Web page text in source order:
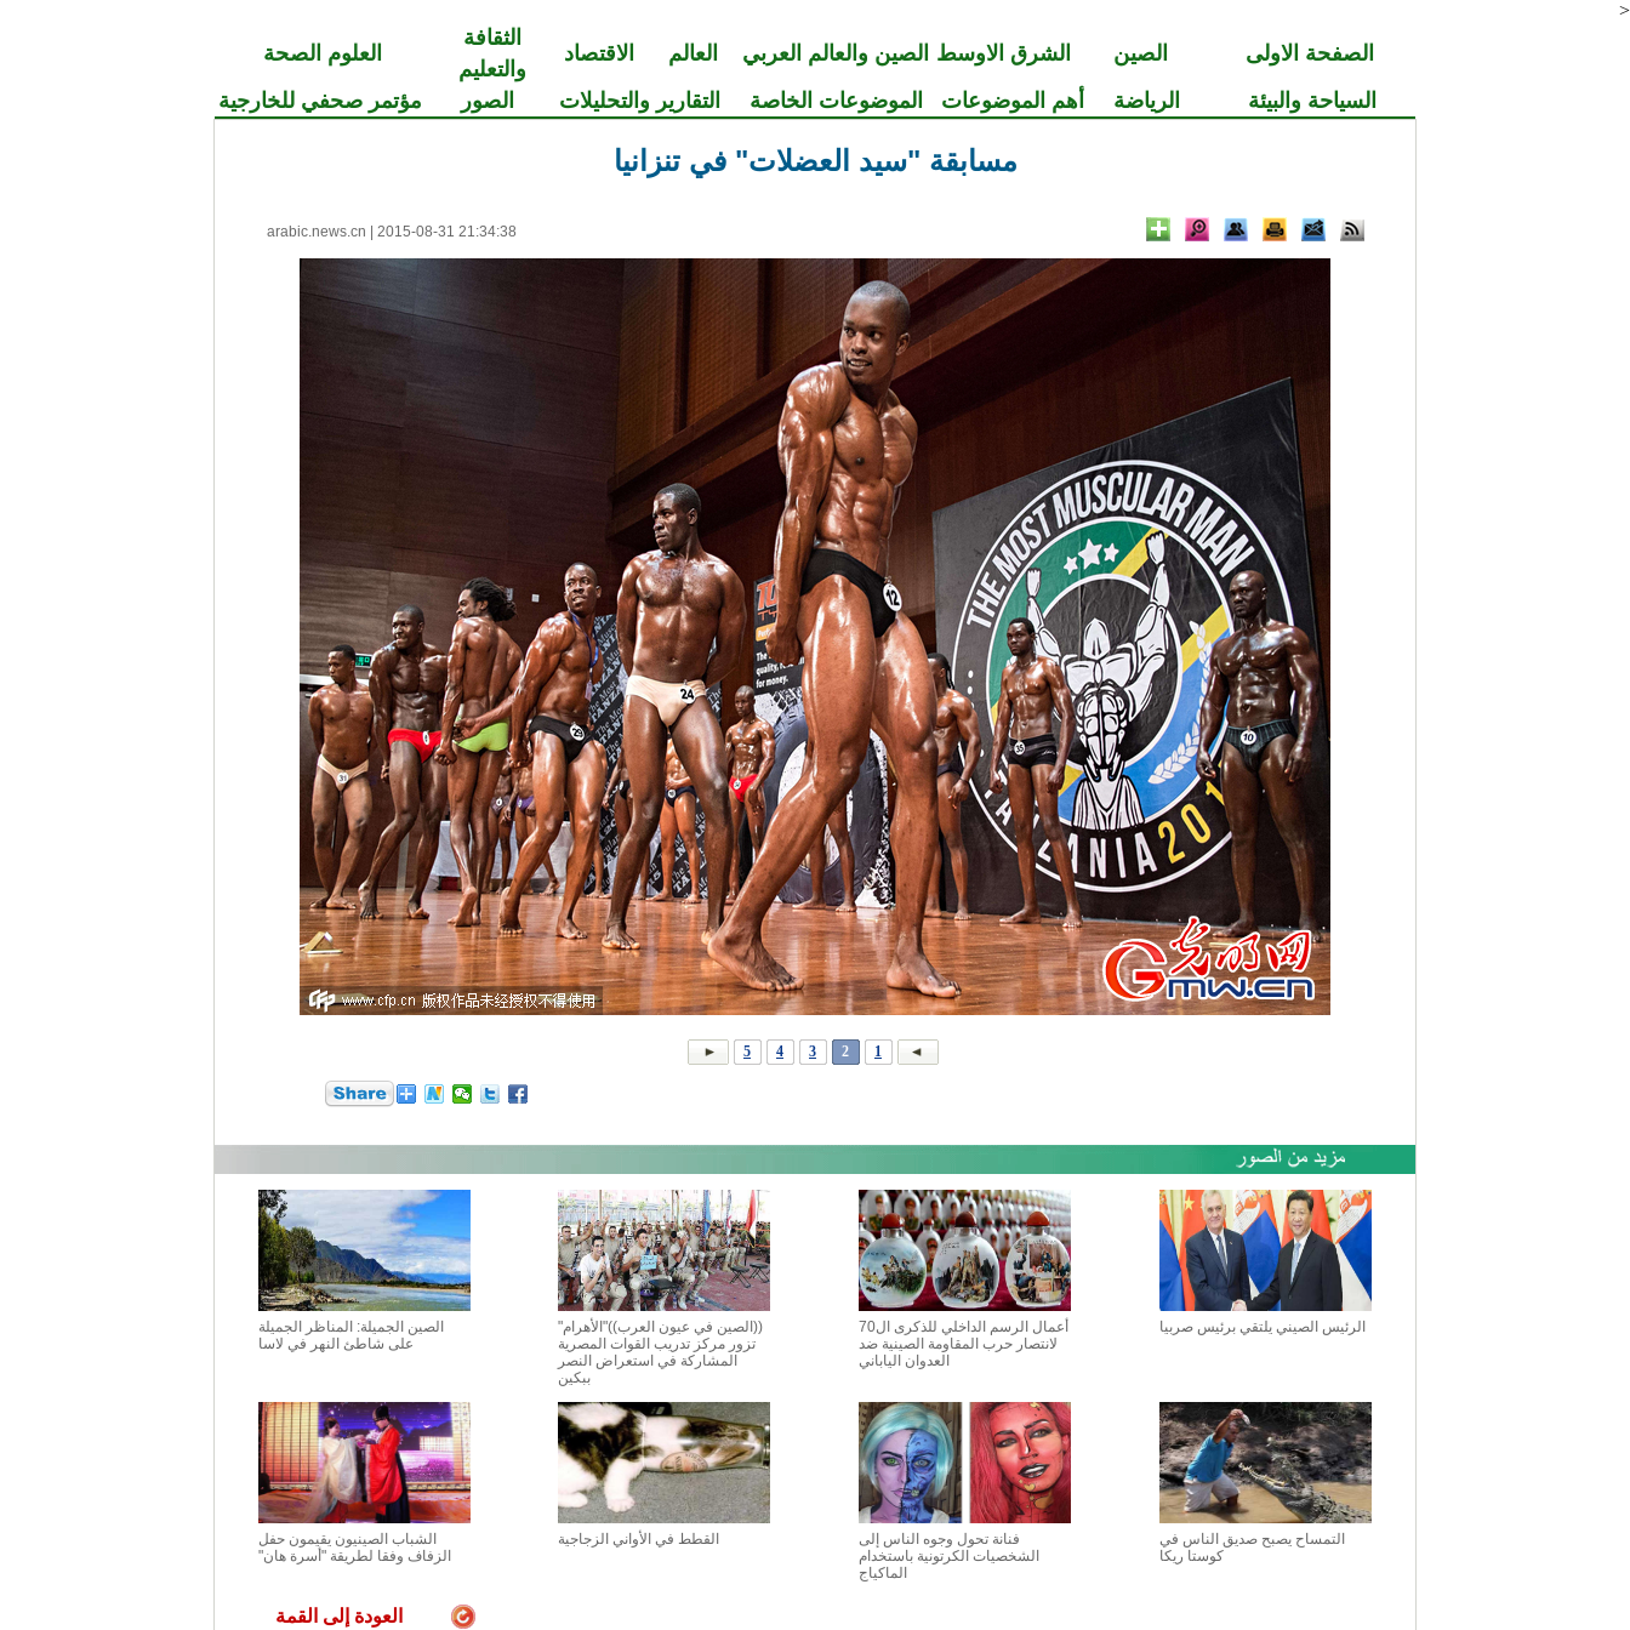
<
الصفحة الاولى الصين الشرق الاوسط الصين والعالم العربي العالم الاقتصاد
الثقافة
والتعليم
العلوم الصحة
السياحة والبيئة
الرياضة أهم الموضوعات الموضوعات الخاصة التقارير والتحليلات الصور مؤتمر صحفي للخارجية
مسابقة "سيد العضلات" في تنزانيا
arabic.news.cn 2015-08-31 21:34:38
1
2
3
4
5
الرئيس الصيني يلتقي برئيس صربيا
أعمال الرسم الداخلي للذكرى ال70
لانتصار حرب المقاومة الصينية ضد
العدوان الياباني
((الصين في عيون العرب))"الأهرام"
تزور مركز تدريب القوات المصرية
المشاركة في استعراض النصر
ببكين
الصين الجميلة: المناظر الجميلة
على شاطئ النهر في لاسا
التمساح يصبح صديق الناس في
كوستا ريكا
فنانة تحول وجوه الناس إلى
الشخصيات الكرتونية باستخدام
الماكياج
القطط في الأواني الزجاجية
الشباب الصينيون يقيمون حفل
الزفاف وفقا لطريقة "أسرة هان"
العودة إلى القمة